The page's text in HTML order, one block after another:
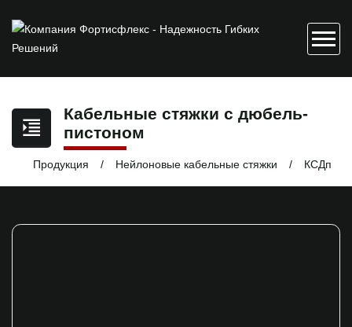
Кабельные стяжки с дюбель-
пистоном
Продукция Нейлоновые кабельные стяжки КСДп